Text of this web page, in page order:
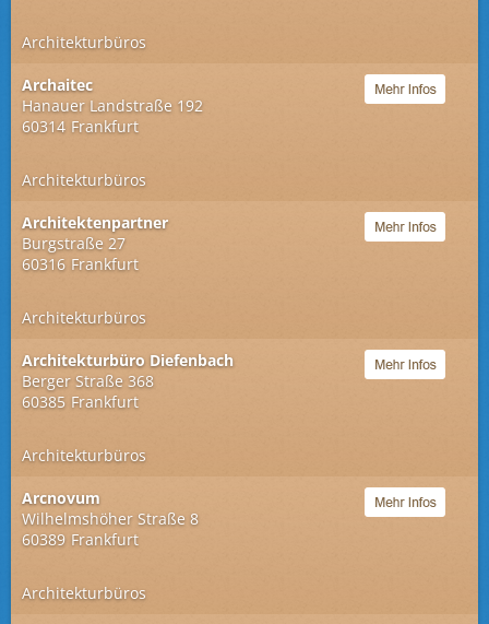
Architekturbüros
Archaitec
Hanauer Landstraße 192
60314 Frankfurt
Architekturbüros
Architektenpartner
Burgstraße 27
60316 Frankfurt
Architekturbüros
Architekturbüro Diefenbach
Berger Straße 368
60385 Frankfurt
Architekturbüros
Arcnovum
Wilhelmshöher Straße 8
60389 Frankfurt
Architekturbüros